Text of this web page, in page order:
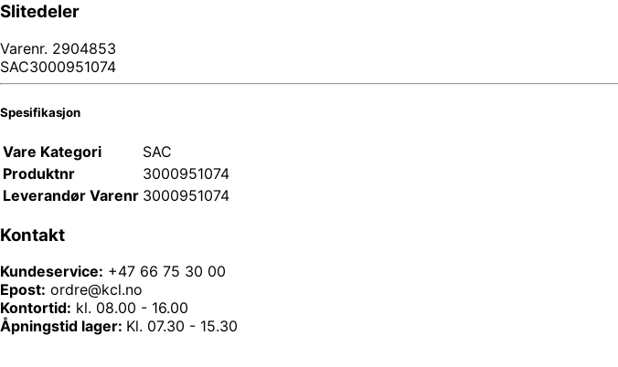
Slitedeler
Varenr. 2904853
SAC3000951074
Spesifikasjon
Vare Kategori
SAC
Produktnr
3000951074
Leverandør Varenr 3000951074
Kontakt
Kundeservice: +47 66 75 30 00
Epost: ordre@kcl.no
Kontortid: kl. 08.00 - 16.00
Åpningstid lager: Kl. 07.30 - 15.30